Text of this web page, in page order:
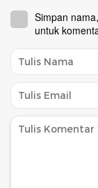
Simpan
untuk